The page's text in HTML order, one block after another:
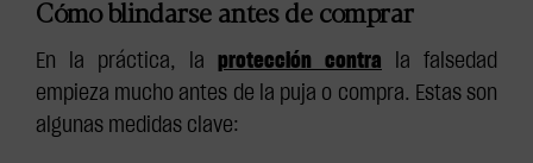
Cómo blindarse antes de comprar
En la práctica, la protección contra la falsedad
empieza mucho antes de la puja o compra. Estas son
algunas medidas clave: